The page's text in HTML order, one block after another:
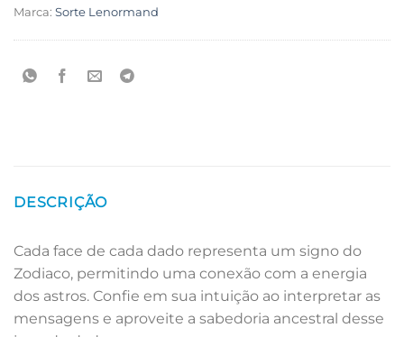
Marca: Sorte Lenormand
DESCRIÇÃO
Cada face de cada dado representa um signo do
Zodiaco, permitindo uma conexão com a energia
dos astros. Confie em sua intuição ao interpretar as
mensagens e aproveite a sabedoria ancestral desse